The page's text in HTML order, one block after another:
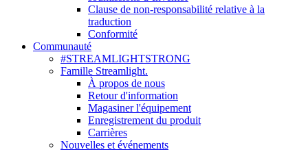
Clause de non-responsabilité relative à la
traduction
Conformité
Communauté
#STREAMLIGHTSTRONG
Famille Streamlight.
À propos de nous
Retour d'information
Magasiner l'équipement
Enregistrement du produit
Carrières
Nouvelles et événements